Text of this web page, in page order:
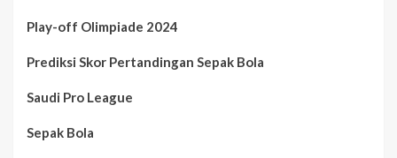
Play-off Olimpiade 2024
Prediksi Skor Pertandingan Sepak Bola
Saudi Pro League
Sepak Bola